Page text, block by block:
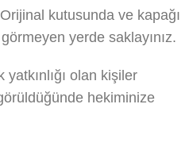
Orijinal kutusunda ve kapağı
yerde saklayınız.
olan kişiler
hekiminize